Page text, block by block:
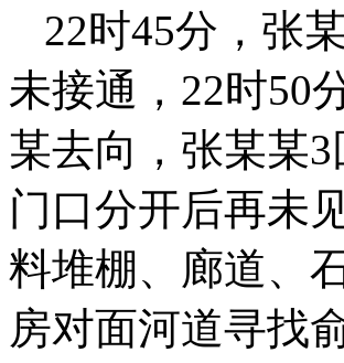
22时45分，张
未接通，22时50
某去向，张某某
门口分开后再未
料堆棚、廊道、
房对面河道寻找